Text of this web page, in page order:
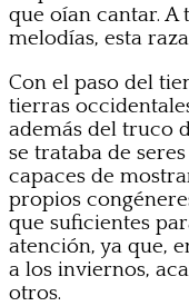
que oían cantar. A
melodías, esta
Con el paso del
tierras
además del truco
se trataba de
capaces de
propios
que suficientes
atención, ya que,
a los inviernos,
otros.